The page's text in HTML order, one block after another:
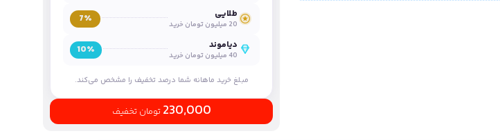
طلایی
20 میلیون تومان خرید
7٪
دیاموند
40 میلیون تومان خرید 10٪
مبلغ خرید ماهانه شما درصد تخفیف را مشخص می‌کند.
230,000 تومان تخفیف